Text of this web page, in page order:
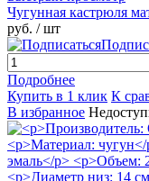
Чугунная кастрюля
руб. / шт
Подробнее
Купить в 1 клик К
В избранное